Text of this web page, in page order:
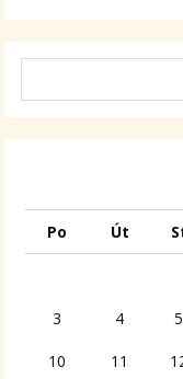
Po Út
3 4 5
10 11